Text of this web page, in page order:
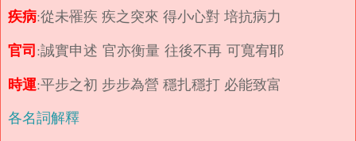
疾病:從未罹疾 疾之突來 得小心對 培抗病力
官司:誠實申述 官亦衡量 往後不再 可寬宥耶
時運:平步之初 步步為營 穩扎穩打 必能致富
各名詞解釋